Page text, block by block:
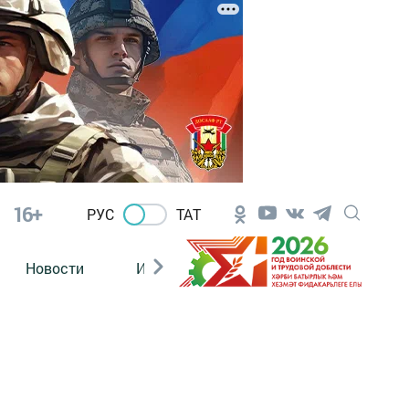
16+ РУС ТАТ
Новости Из зала суда